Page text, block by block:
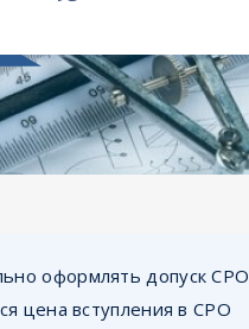
оформлять допуск СРО
цена вступления в СРО